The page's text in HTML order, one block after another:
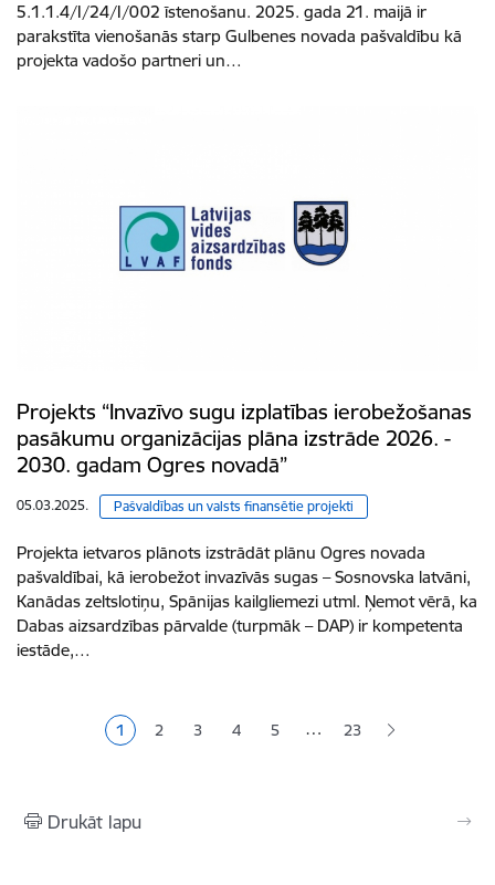
5.1.1.4/I/24/I/002 īstenošanu. 2025. gada 21. maijā ir
parakstīta vienošanās starp Gulbenes novada pašvaldību kā
projekta vadošo partneri un…
Projekts “Invazīvo sugu izplatības ierobežošanas
pasākumu organizācijas plāna izstrāde 2026. -
2030. gadam Ogres novadā”
05.03.2025. Pašvaldības un valsts finansētie projekti
Projekta ietvaros plānots izstrādāt plānu Ogres novada
pašvaldībai, kā ierobežot invazīvās sugas – Sosnovska latvāni,
Kanādas zeltslotiņu, Spānijas kailgliemezi utml. Ņemot vērā, ka
Dabas aizsardzības pārvalde (turpmāk – DAP) ir kompetenta
iestāde,…
Lapošana
Pašreizējā lapa
1 Lapa
2 Lapa
3 Lapa
4 Lapa
5 … 23
Drukāt lapu